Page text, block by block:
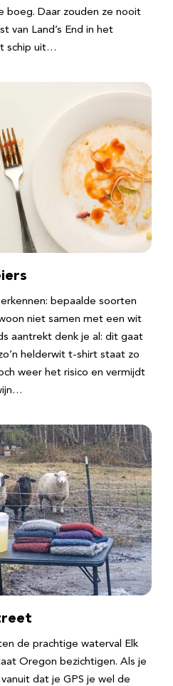
boeg. Daar zouden ze nooit
van Land’s End in het
schip uit…
bepaalde soorten
niet samen met een wit
aantrekt denk je al: dit gaat
helderwit t-shirt staat zo
weer het risico en vermijdt
de prachtige waterval Elk
Oregon bezichtigen. Als je
dat je GPS je wel de